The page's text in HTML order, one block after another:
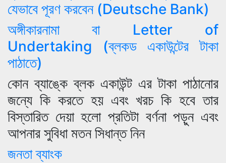
যেভাবে পূরণ করবেন (Deutsche Bank)
অঙ্গীকারনামা বা Letter of
Undertaking (ব্লকড একাউন্টের টাকা
পাঠাতে)
কোন ব্যাঙ্কে ব্লক একাউন্ট এর টাকা পাঠানোর
জন্যে কি করতে হয় এবং খরচ কি হবে তার
বিস্তারিত দেয়া হলো প্রতিটা বর্ণনা পড়ুন এবং
আপনার সুবিধা মতন সিধান্ত নিন
জনতা ব্যাংক